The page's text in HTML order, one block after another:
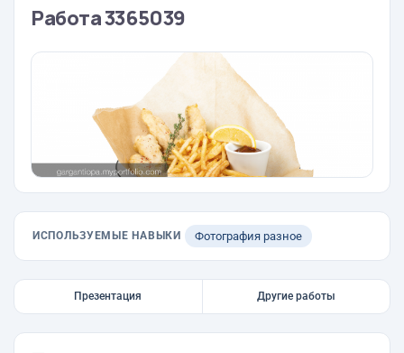
Работа 3365039
ИСПОЛЬЗУЕМЫЕ НАВЫКИ Фотография разное
Презентация Другие работы